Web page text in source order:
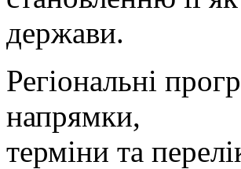
держави.
Регіональні
напрямки,
терміни та